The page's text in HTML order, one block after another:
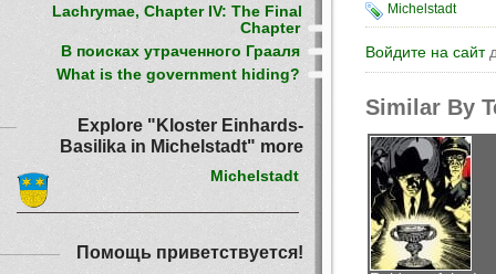
Michelstadt
Войдите на сайт
Similar By
Lachrymae, Chapter IV: The Final
Chapter
В поисках утраченного Грааля
What is the government hiding?
Explore "Kloster Einhards-
Basilika in Michelstadt" more
Michelstadt
Помощь приветствуется!